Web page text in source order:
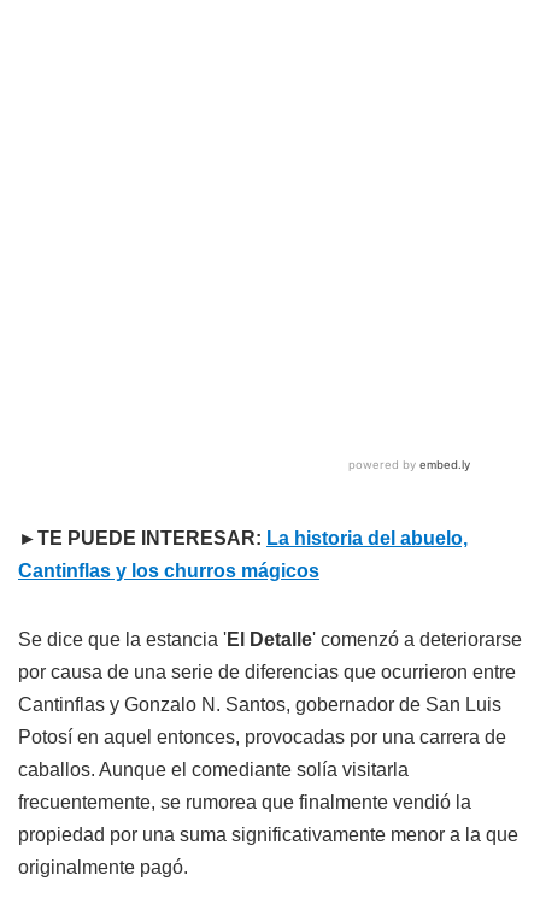
►TE PUEDE INTERESAR: La historia del abuelo,
Cantinflas y los churros mágicos
Se dice que la estancia 'El Detalle' comenzó a deteriorarse
por causa de una serie de diferencias que ocurrieron entre
Cantinflas y Gonzalo N. Santos, gobernador de San Luis
Potosí en aquel entonces, provocadas por una carrera de
caballos. Aunque el comediante solía visitarla
frecuentemente, se rumorea que finalmente vendió la
propiedad por una suma significativamente menor a la que
originalmente pagó.